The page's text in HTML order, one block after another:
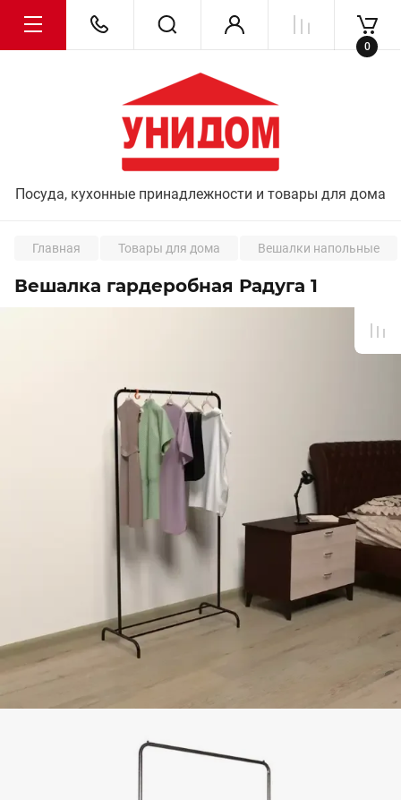
Посуда, кухонные принадлежности и товары для дома
0
Главная Товары для дома Вешалки напольные
Вешалка гардеробная Радуга 1